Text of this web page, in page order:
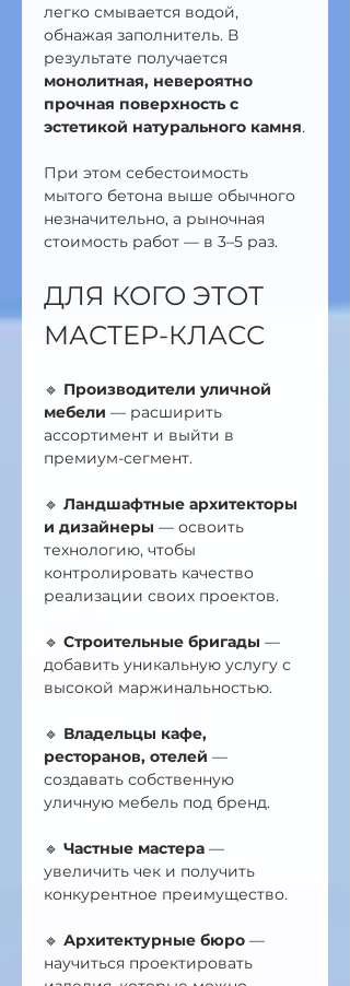
легко смывается водой,
обнажая заполнитель. В
результате получается
монолитная, невероятно
прочная поверхность с
эстетикой натурального камня.
При этом себестоимость
мытого бетона выше обычного
незначительно, а рыночная
стоимость работ — в 3–5 раз.
ДЛЯ КОГО ЭТОТ
МАСТЕР-КЛАСС
🔹 Производители уличной
мебели — расширить
ассортимент и выйти в
премиум-сегмент.
🔹 Ландшафтные архитекторы
и дизайнеры — освоить
технологию, чтобы
контролировать качество
реализации своих проектов.
🔹 Строительные бригады —
добавить уникальную услугу с
высокой маржинальностью.
🔹 Владельцы кафе,
ресторанов, отелей —
создавать собственную
уличную мебель под бренд.
🔹 Частные мастера —
увеличить чек и получить
конкурентное преимущество.
🔹 Архитектурные бюро —
научиться проектировать